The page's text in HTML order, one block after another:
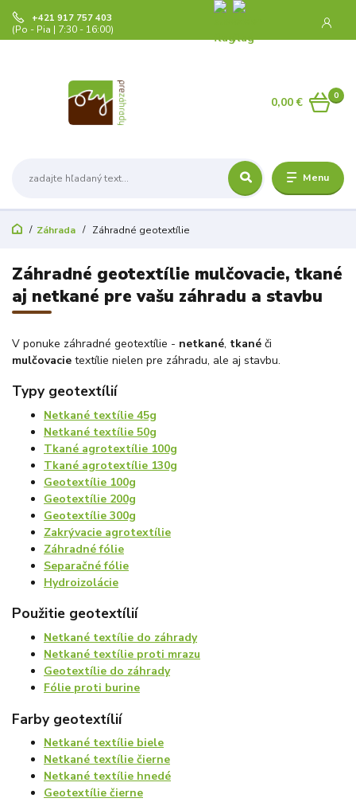
Menu
+421 917 757 403
(Po - Pia | 7:30 - 16:00)
0
0,00 €
Záhrada Záhradné geotextílie
Záhradné geotextílie mulčovacie, tkané
aj netkané pre vašu záhradu a stavbu
V ponuke záhradné geotextílie - netkané, tkané či
mulčovacie textílie nielen pre záhradu, ale aj stavbu.
Typy geotextílií
Netkané textílie 45g
Netkané textílie 50g
Tkané agrotextílie 100g
Tkané agrotextílie 130g
Geotextílie 100g
Geotextílie 200g
Geotextílie 300g
Zakrývacie agrotextílie
Záhradné fólie
Separačné fólie
Hydroizolácie
Použitie geotextílií
Netkané textílie do záhrady
Netkané textílie proti mrazu
Geotextílie do záhrady
Fólie proti burine
Farby geotextílií
Netkané textílie biele
Netkané textílie čierne
Netkané textílie hnedé
Geotextílie čierne